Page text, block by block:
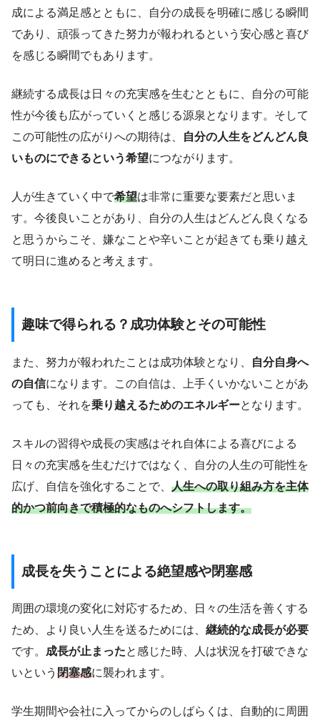
成による満足感とともに、自分の成長を明確に感じる瞬間
であり、頑張ってきた努力が報われるという安心感と喜び
を感じる瞬間でもあります。
継続する成長は日々の充実感を生むとともに、自分の可能
性が今後も広がっていくと感じる源泉となります。そして
この可能性の広がりへの期待は、
自分の人生をどんどん良
いものにできるという希望につながります。
人が生きていく中で希望は非常に重要な要素だと思いま
す。今後良いことがあり、自分の人生はどんどん良くなる
と思うからこそ、嫌なことや辛いことが起きても乗り越え
て明日に進めると考えます。
趣味で得られる？成功体験とその可能性
また、努力が報われたことは成功体験となり、
自分自身へ
の自信になります。この自信は、上手くいかないことがあ
っても、それを乗り越えるためのエネルギーとなります。
スキルの習得や成長の実感はそれ自体による喜びによる
日々の充実感を生むだけではなく、自分の人生の可能性を
広げ、自信を強化することで、 人生への取り組み方を主体
的かつ前向きで積極的なものへシフトします。
成長を失うことによる絶望感や閉塞感
周囲の環境の変化に対応するため、日々の生活を善くする
ため、より良い人生を送るためには、 継続的な成長が必要
です。 成長が止まったと感じた時、人は状況を打破できな
いという 閉塞感に襲われます。
学生期間や会社に入ってからのしばらくは、自動的に周囲